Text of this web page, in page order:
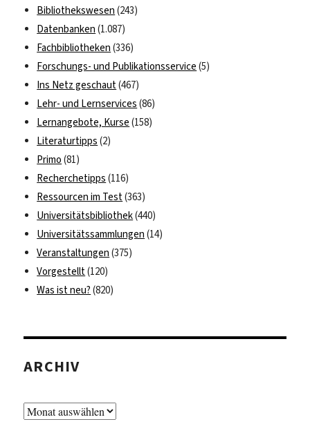
Bibliothekswesen (243)
Datenbanken (1.087)
Fachbibliotheken (336)
Forschungs- und Publikationsservice (5)
Ins Netz geschaut(467)
Lehr- und Lernservices (86)
Lernangebote, Kurse (158)
Literaturtipps (2)
Primo (81)
Recherchetipps (116)
Ressourcen im Test(363)
Universitätsbibliothek(440)
Universitätssammlungen (14)
Veranstaltungen (375)
Vorgestellt(120)
Was ist neu? (820)
ARCHIV
Archiv